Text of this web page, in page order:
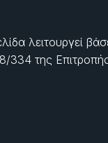
λειτουργεί
334 της